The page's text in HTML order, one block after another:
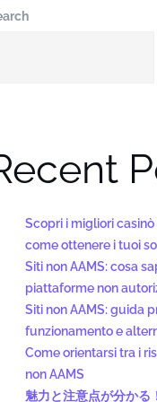
Scopri i migliori
come ottenere i tuoi
Siti non AAMS: cosa
piattaforme non
Siti non AAMS: guida
funzionamento e
Come orientarsi tra i
non AAMS
魅力と注意点が分かる